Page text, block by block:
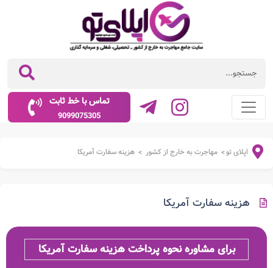
تماس با خط ثابت
9099075305
اپلای تو> مهاجرت به خارج از کشور > هزینه سفارت آمریکا
هزینه سفارت آمریکا
برای مشاوره نحوه پرداخت هزینه سفارت آمریکا